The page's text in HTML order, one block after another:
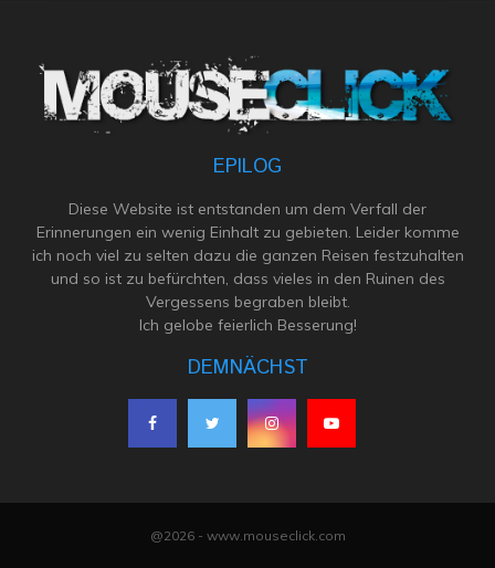
EPILOG
Diese Website ist entstanden um dem Verfall der
Erinnerungen ein wenig Einhalt zu gebieten. Leider komme
ich noch viel zu selten dazu die ganzen Reisen festzuhalten
und so ist zu befürchten, dass vieles in den Ruinen des
Vergessens begraben bleibt.
Ich gelobe feierlich Besserung!
DEMNÄCHST
@2026 - www.mouseclick.com